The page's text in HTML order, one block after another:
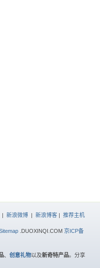
|新浪微博 |新浪博客 |推荐主机
.DUOXINQI.COM 京ICP备
、创意礼物以及新奇特产品。分享